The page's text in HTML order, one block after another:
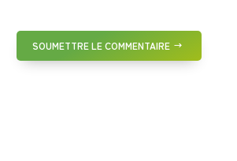
SOUMETTRE LE COMMENTAIRE